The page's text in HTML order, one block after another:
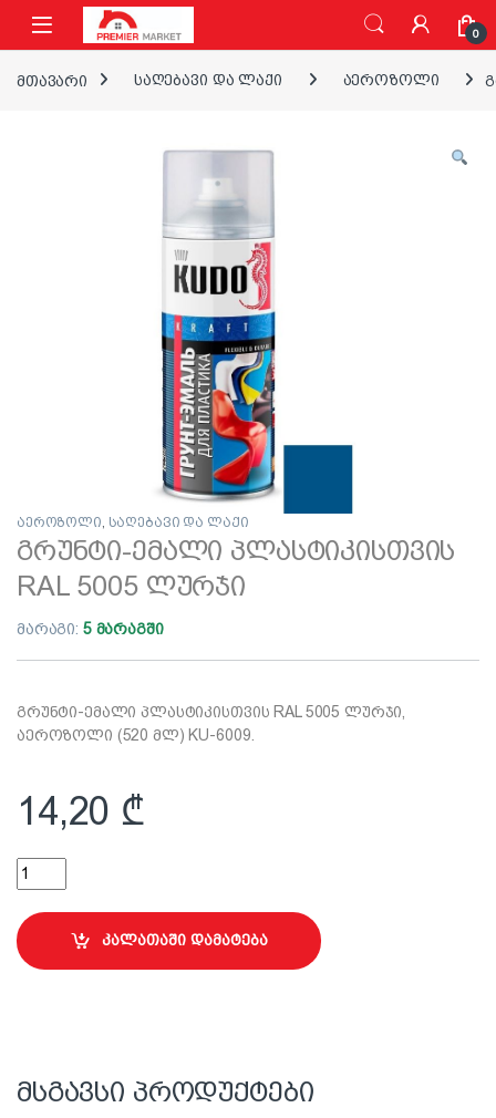
ნავიგაციაზე გადასვლა
შინაარსზე გადასვლა
0
მთავარი საღებავი და ლაქი აეროზოლი
აეროზოლი საღებავი და ლაქი
გრუნტი-ემალი პლასტიკისთვის
RAL 5005 ლურჯი
მარაგი: 5 მარაგში
გრუნტი-ემალი პლასტიკისთვის RAL 5005 ლურჯი,
აეროზოლი (520 მლ) KU-6009.
14,20 ₾
გრუნტი-ემალი პლასტიკისთვის RAL 5005 ლურჯი quantity
კალათაში დამატება
მსგავსი პროდუქტები